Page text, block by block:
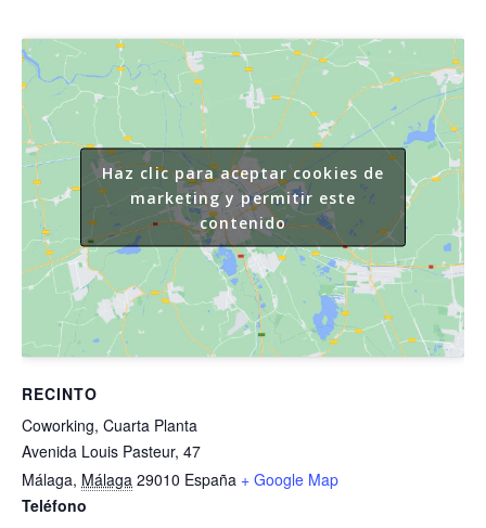
RECINTO
Coworking, Cuarta Planta
Avenida Louis Pasteur, 47
Málaga, Málaga 29010 España + Google Map
Teléfono
Haz clic para aceptar cookies de
marketing y permitir este
contenido